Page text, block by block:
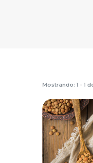
Mostrando: 1 - 1